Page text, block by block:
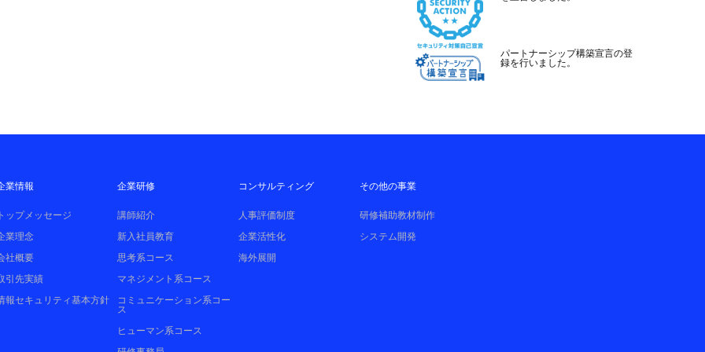
パートナーシップ構築宣言の登
録を行いました。
業情報
ップメッセージ
業理念
社概要
引先実績
報セキュリティ基本方針
企業研修
講師紹介
新入社員教育
思考系コース
マネジメント系コース
コミュニケーション系コー
ス
ヒューマン系コース
コンサルティング
人事評価制度
企業活性化
海外展開
その他の事業
研修補助教材制作
システム開発